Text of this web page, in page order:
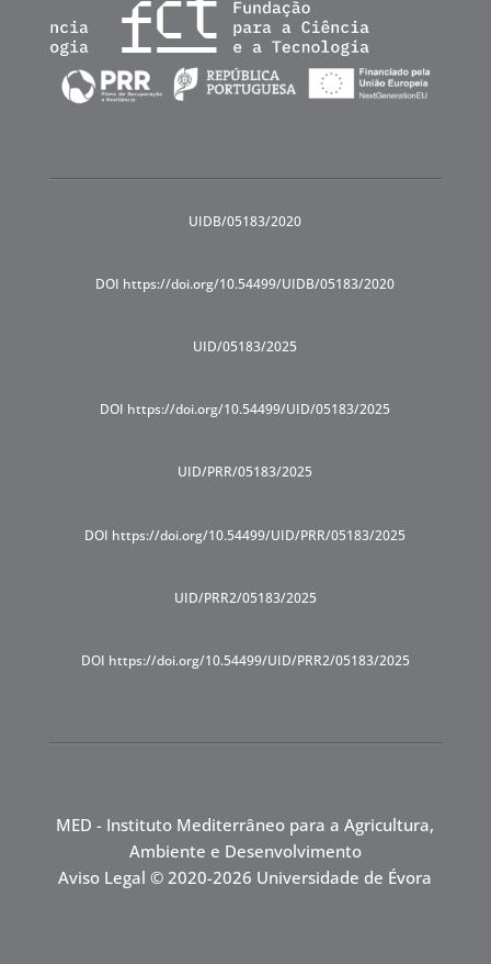
UIDB/05183/2020
DOI https://doi.org/10.54499/UIDB/05183/2020
UID/05183/2025
DOI https://doi.org/10.54499/UID/05183/2025
UID/PRR/05183/2025
DOI https://doi.org/10.54499/UID/PRR/05183/2025
UID/PRR2/05183/2025
DOI https://doi.org/10.54499/UID/PRR2/05183/2025
MED - Instituto Mediterrâneo para a Agricultura,
Ambiente e Desenvolvimento
Aviso Legal © 2020-2026 Universidade de Évora